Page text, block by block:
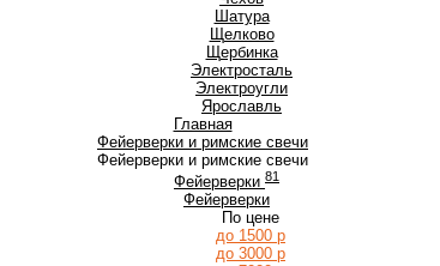
Шатура
Щелково
Щербинка
Электросталь
Электроугли
Ярославль
Главная
Фейерверки и римские свечи
Фейерверки и римские свечи
Фейерверки 81
Фейерверки
По цене
до 1500 р
до 3000 р